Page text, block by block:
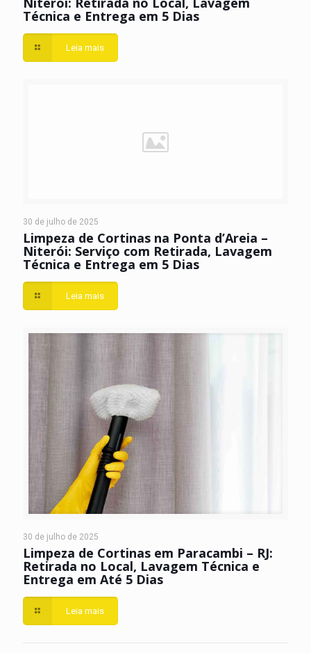
Técnica e Entrega em 5 Dias
Leia mais
30 de julho de 2025
Limpeza de Cortinas na Ponta d’Areia –
Niterói: Serviço com Retirada, Lavagem
Técnica e Entrega em 5 Dias
Leia mais
30 de julho de 2025
Limpeza de Cortinas em Paracambi – RJ:
Retirada no Local, Lavagem Técnica e
Entrega em Até 5 Dias
Leia mais